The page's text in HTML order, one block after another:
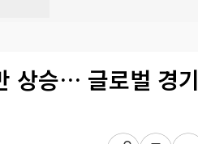
상승… 글로벌 경기